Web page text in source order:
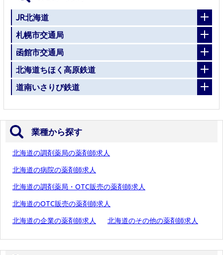
JR北海道
札幌市交通局
函館市交通局
北海道ちほく高原鉄道
道南いさりび鉄道
業種から探す
北海道の調剤薬局の薬剤師求人
北海道の病院の薬剤師求人
北海道の調剤薬局・OTC販売の薬剤師求人
北海道のOTC販売の薬剤師求人
北海道の企業の薬剤師求人 北海道のその他の薬剤師求人